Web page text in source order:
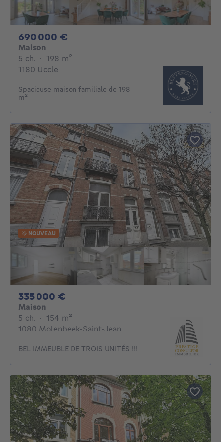
690 000 €
Maison
5 ch. 5 chambres
· 198 m²
1180 Uccle
Spacieuse maison familiale de 198
m²
NOUVEAU
335 000 €
Maison
5 ch. 5 chambres
· 154 m²
1080 Molenbeek-Saint-Jean
BEL IMMEUBLE DE TROIS UNITÉS !!!